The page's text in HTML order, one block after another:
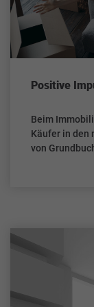
Positive
Beim
Käufer in den
von